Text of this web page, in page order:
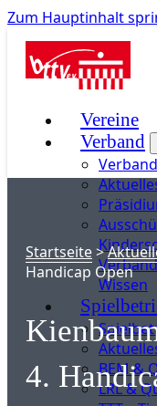
Zum Hauptinhalt
Vereine
Verband
Wissen
BEM &
LRL &
Startseite>
Handicap Open
4.